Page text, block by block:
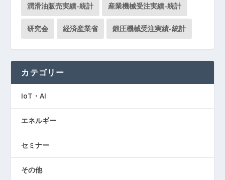
潤滑油販売実績-統計 産業機械受注実績-統計
研究会 経済産業省 鍛圧機械受注実績-統計
カテゴリー
IoT・AI
エネルギー
セミナー
その他